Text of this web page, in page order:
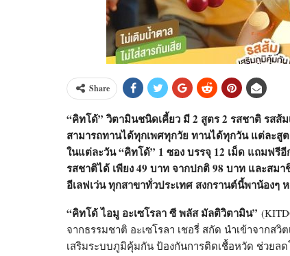
Share
“คิทโด้” วิตามินชนิดเคี้ยว มี 2 สูตร 2 รสชาติ รสส้
สามารถทานได้ทุกเพศทุกวัย ทานได้ทุกวัน แต่ละ
ในแต่ละวัน “คิทโด้” 1 ซอง บรรจุ 12 เม็ด แถมฟรี
รสชาติได้ เพียง 49 บาท จากปกติ 98 บาท และสม
อีเลฟเว่น ทุกสาขาทั่วประเทศ สงกรานต์นี้พาน้อง
“คิทโด้ ไอมู อะเซโรลา ซี พลัส มัลติวิตามิน”
จากธรรมชาติ อะเซโรลา เชอรี่ สกัด นำเข้าจาก
เสริมระบบภูมิคุ้มกัน ป้องกันการติดเชื้อหวัด ช่วยล